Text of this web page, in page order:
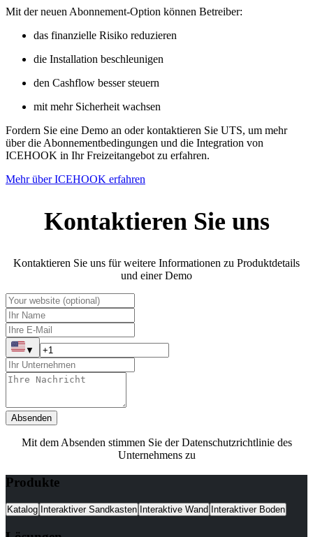
Mit der neuen Abonnement-Option können Betreiber:
das finanzielle Risiko reduzieren
die Installation beschleunigen
den Cashflow besser steuern
mit mehr Sicherheit wachsen
Fordern Sie eine Demo an oder kontaktieren Sie UTS, um mehr
über die Abonnementbedingungen und die Integration von
ICEHOOK in Ihr Freizeitangebot zu erfahren.
Mehr über ICEHOOK erfahren
Kontaktieren Sie uns
Kontaktieren Sie uns für weitere Informationen zu Produktdetails
und einer Demo
▼
Absenden
Mit dem Absenden stimmen Sie der Datenschutzrichtlinie des
Unternehmens zu
Produkte
Katalog Interaktiver Sandkasten Interaktive Wand Interaktiver Boden